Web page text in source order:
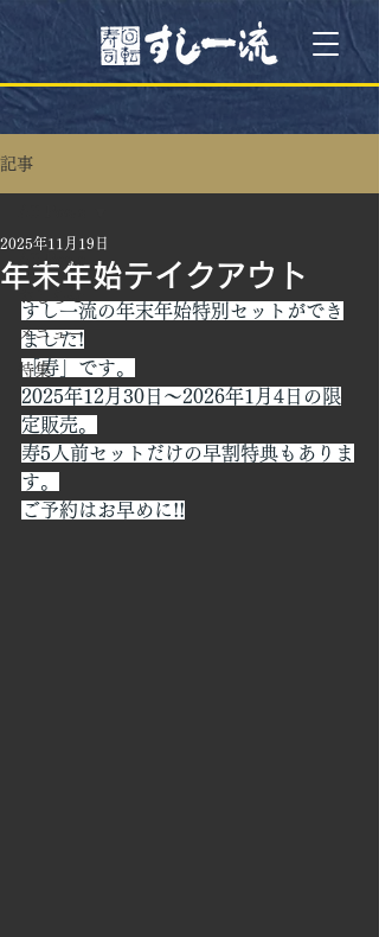
記事
All Posts
メニュー
特集
年末年始テイクアウト
2025年11月19日
すし一流の年末年始特別セットができ
ました!
「寿」です。
2025年12月30日～2026年1月4日の限
定販売。
寿5人前セットだけの早割特典もありま
す。
ご予約はお早めに!!